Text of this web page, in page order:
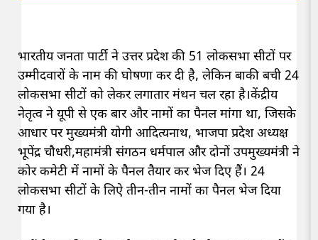
भारतीय जनता पार्टी ने उत्तर प्रदेश की 51 लोकसभा सीटों पर
उम्मीदवारों के नाम की घोषणा कर दी है, लेकिन बाकी बची 24
लोकसभा सीटों को लेकर लगातार मंथन चल रहा है।केंद्रीय
नेतृत्व ने यूपी से एक बार और नामों का पैनल मांगा था, जिसके
आधार पर मुख्यमंत्री योगी आदित्यनाथ, भाजपा प्रदेश अध्यक्ष
भूपेंद्र चौधरी,महामंत्री संगठन धर्मपाल और दोनों उपमुख्यमंत्री ने
कोर कमेटी में नामों के पैनल तैयार कर भेज दिए हैं। 24
लोकसभा सीटों के लिऐ तीन-तीन नामों का पैनल भेज दिया
गया है।